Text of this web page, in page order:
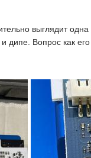
выглядит
Вопрос как